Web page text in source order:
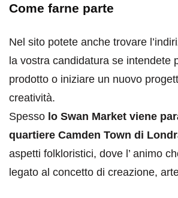
Come farne parte
Nel sito potete anche trovare
la vostra candidatura se intendete
prodotto o iniziare un nuovo
creatività.
Spesso lo Swan Market viene
quartiere Camden Town di
aspetti folkloristici, dove l’ animo
legato al concetto di creazione,